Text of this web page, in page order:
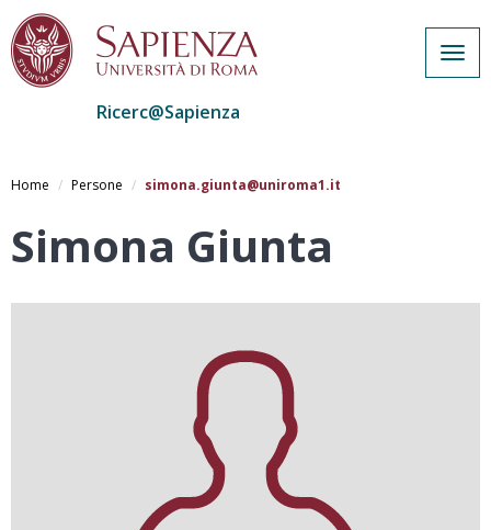
al
principale
Ricerc@Sapienza
Home Persone simona.giunta@uniroma1.it
Simona Giunta